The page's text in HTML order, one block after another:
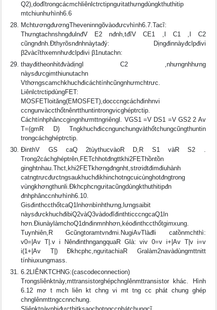
Q2),dođĩtrongcácmchliênlctrctipngưitathưngdùngkthuthitip
mtchiunhưhình6.6
MchtươngđươngTheveninngõvàođưcvhình6.7.Tacĩ:
ThưngtachnshngđulnđV E2 nđnh,tđĩV CE1 ,I C1 ,I C2
cũngnđnh.Ðthyrõsnđnhnàytađý: Dịngđinnàyđclpđivi
β2vàcĩthxemnhưđclpđivi β1nutachn:
thayđitheonhitđvàdịngI C2 ,nhưngnhhưng
nàysđưcgimthiunutachn
Vthơngscamchkhuchđicáchtínhcũngnhưmchtrưc.
LiênlctrctipdùngFET:
MOSFETloităng(EMOSFET),docccngcáchđinhnvi
ccngunvàccthốtnênrtthuntintrongvicghéptrctip.
Cáchtínhphânccgingnhưmttngriêngl. VGS1 =V DS1 =V GS2 2 Av
T=(gmR D) Tngkhuchđiccngunchungvàthốtchungcũngthuntin
trongcáchghéptrctip.
ÐinthV GS caQ 2tùythucvàoR D,R S1 vàR S2 .
Trong2cáchghéptrên,FETchhotđngttkhi2FEThồntồn
ginghtnhau.Thct,khi2FETkhơngđngnht,strơidtđimđiuhành
catngtrưcđưctngsaukhuchđikhinchotngcuicùnghotđngtrong
vùngkhơngthunli.Ðkhcphcngưitacũngdùngkthuthitipđn
đnhphânccnhưhình6.10.
GisđinthccthốtcaQ1lnhơnbìnhthưng,lưngsaibit
nàysđưckhuchđibiQ2vàQ3vàdođĩđinthticccngcaQ1ln
hơn.ÐiunàylàmchoQ1dnđinmnhhơn,kéođinthccthốtgimxung.
Tuynhiên,R Gcũngtoramtvnđmi.NugiAvTlàđli catồnmchthì:
v0=|Av T|.v i NênđinthngangquaR Glà: viv 0=v i+|Av T|v i=v
i(1+|Av T|) Ðkhcphc,ngưitachiaR Gralàm2navàdùngmttnitt
tínhiuxungmass.
6.2LIÊNKTCHNG:(cascodeconnection)
Trongsliênktnày,mttransistorghépchnglênmttransistor khác. Hình
6.12 mơ t mch liên kt chng vi mt tng cc phát chung ghép
chnglênmttngccnnchung.